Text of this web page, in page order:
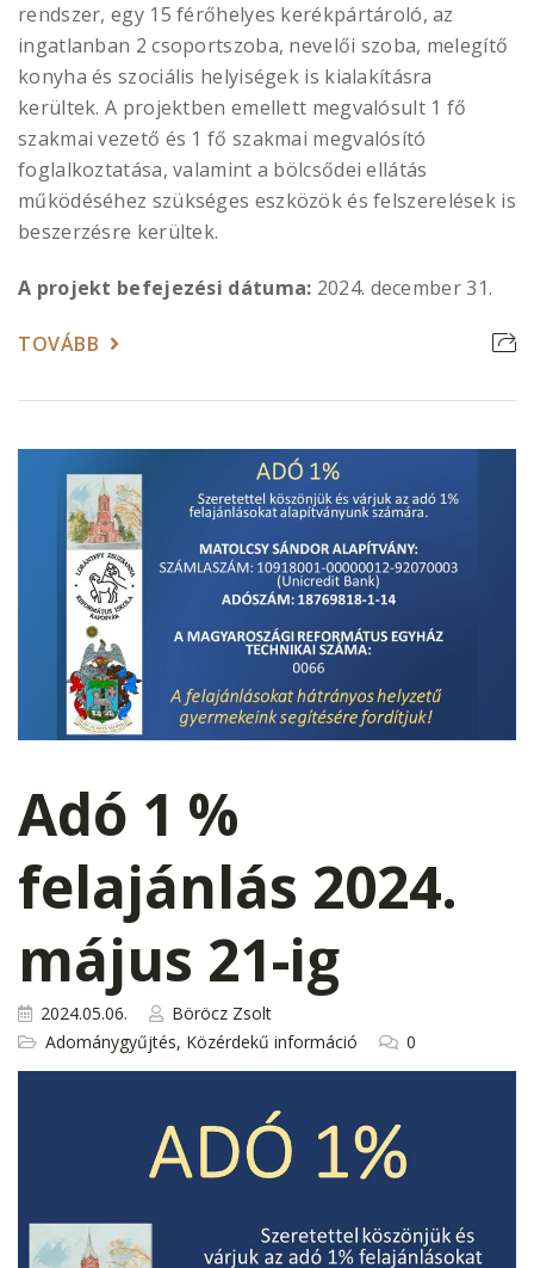
rendszer, egy 15 férőhelyes kerékpártároló, az
ingatlanban 2 csoportszoba, nevelői szoba, melegítő
konyha és szociális helyiségek is kialakításra
kerültek. A projektben emellett megvalósult 1 fő
szakmai vezető és 1 fő szakmai megvalósító
foglalkoztatása, valamint a bölcsődei ellátás
működéséhez szükséges eszközök és felszerelések is
beszerzésre kerültek.
A projekt befejezési dátuma: 2024. december 31.
TOVÁBB
Adó 1 %
felajánlás 2024.
május 21-ig
2024.05.06.
Böröcz Zsolt
Adománygyűjtés, Közérdekű információ 0